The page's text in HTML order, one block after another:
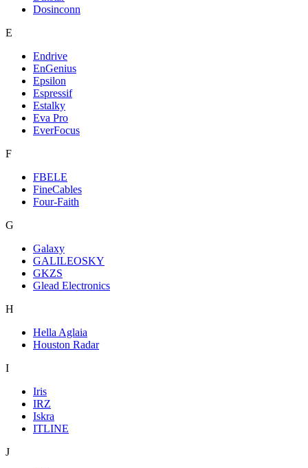
Dosinconn
E
Endrive
EnGenius
Epsilon
Espressif
Estalky
Eva Pro
EverFocus
F
FBELE
FineCables
Four-Faith
G
Galaxy
GALILEOSKY
GKZS
Glead Electronics
H
Hella Aglaia
Houston Radar
I
Iris
IRZ
Iskra
ITLINE
J